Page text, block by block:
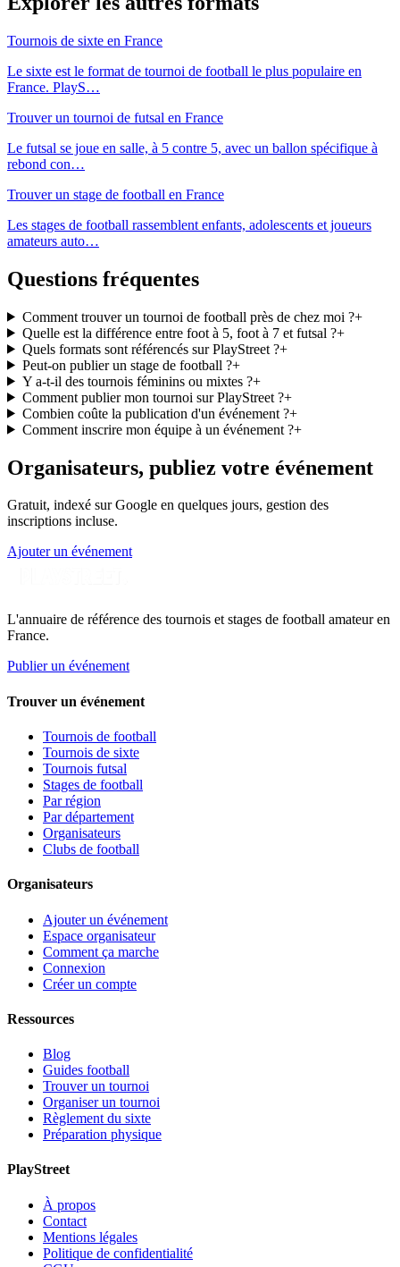
Tournois de sixte en France
Le sixte est le format de tournoi de football le plus populaire en
France. PlayS…
Trouver un tournoi de futsal en France
Le futsal se joue en salle, à 5 contre 5, avec un ballon spécifique à
rebond con…
Trouver un stage de football en France
Les stages de football rassemblent enfants, adolescents et joueurs
amateurs auto…
Questions fréquentes
Comment trouver un tournoi de football près de chez moi ?+
Quelle est la différence entre foot à 5, foot à 7 et futsal ?+
Quels formats sont référencés sur PlayStreet ?+
Peut-on publier un stage de football ?+
Y a-t-il des tournois féminins ou mixtes ?+
Comment publier mon tournoi sur PlayStreet ?+
Combien coûte la publication d'un événement ?+
Comment inscrire mon équipe à un événement ?+
Organisateurs, publiez votre événement
Gratuit, indexé sur Google en quelques jours, gestion des
inscriptions incluse.
Ajouter un événement
L'annuaire de référence des tournois et stages de football amateur en
France.
Publier un événement
Trouver un événement
Tournois de football
Tournois de sixte
Tournois futsal
Stages de football
Par région
Par département
Organisateurs
Clubs de football
Organisateurs
Ajouter un événement
Espace organisateur
Comment ça marche
Connexion
Créer un compte
Ressources
Blog
Guides football
Trouver un tournoi
Organiser un tournoi
Règlement du sixte
Préparation physique
PlayStreet
À propos
Contact
Mentions légales
Politique de confidentialité